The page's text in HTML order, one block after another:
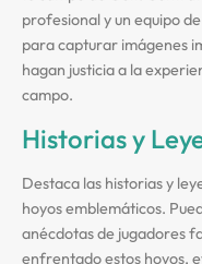
profesional y un equipo
para capturar imágenes
hagan justicia a la
campo.
Historias y
Destaca las historias y
hoyos emblemáticos.
anécdotas de jugadores
enfrentado estos hoyos,